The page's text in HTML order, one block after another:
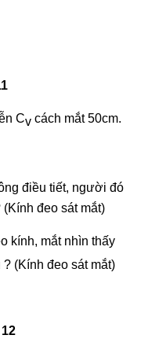
Cv cách mắt 50cm.
điều tiết, người đó
đeo sát mắt)
kính, mắt nhìn thấy
(Kính đeo sát mắt)